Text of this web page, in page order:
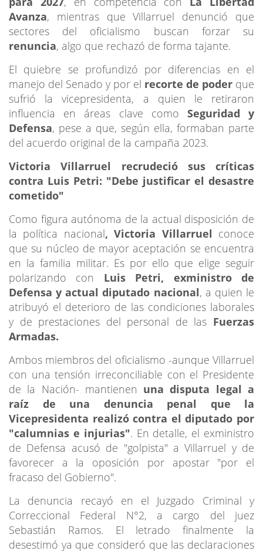
Avanza, mientras que Villarruel denunció que
sectores del oficialismo buscan forzar su
renuncia, algo que rechazó de forma tajante.
El quiebre se profundizó por diferencias en el
manejo del Senado y por el recorte de poder que
sufrió la vicepresidenta, a quien le retiraron
influencia en áreas clave como Seguridad y
Defensa, pese a que, según ella, formaban parte
del acuerdo original de la campaña 2023.
Victoria Villarruel recrudeció sus críticas
contra Luis Petri: "Debe justificar el desastre
cometido"
Como figura autónoma de la actual disposición de
la política nacional, Victoria Villarruel conoce
que su núcleo de mayor aceptación se encuentra
en la familia militar. Es por ello que elige seguir
polarizando con Luis Petri, exministro de
Defensa y actual diputado nacional, a quien le
atribuyó el deterioro de las condiciones laborales
y de prestaciones del personal de las Fuerzas
Armadas.
Ambos miembros del oficialismo -aunque Villarruel
con una tensión irreconciliable con el Presidente
de la Nación- mantienen una disputa legal a
raíz de una denuncia penal que la
Vicepresidenta realizó contra el diputado por
"calumnias e injurias". En detalle, el exministro
de Defensa acusó de "golpista" a Villarruel y de
favorecer a la oposición por apostar "por el
fracaso del Gobierno".
La denuncia recayó en el Juzgado Criminal y
Correccional Federal N°2, a cargo del juez
Sebastián Ramos. El letrado finalmente la
desestimó ya que consideró que las declaraciones